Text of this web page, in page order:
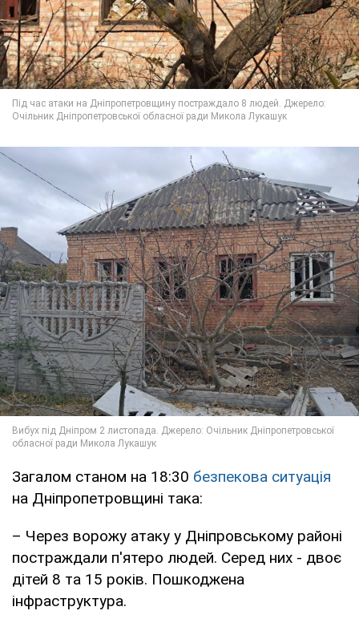
Загалом станом на 18:30 безпекова ситуація
на Дніпропетровщині така:
– Через ворожу атаку у Дніпровському районі
постраждали п'ятеро людей. Серед них - двоє
дітей 8 та 15 років. Пошкоджена
інфраструктура.